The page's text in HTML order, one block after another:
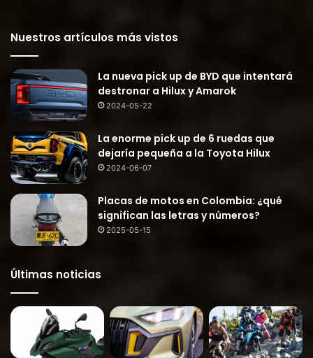
Nuestros artículos más vistos
La nueva pick up de BYD que intentará
destronar a Hilux y Amarok
2024-05-22
La enorme pick up de 6 ruedas que
dejaría pequeña a la Toyota Hilux
2024-06-07
Placas de motos en Colombia: ¿qué
significan las letras y números?
2025-05-15
Últimas noticias